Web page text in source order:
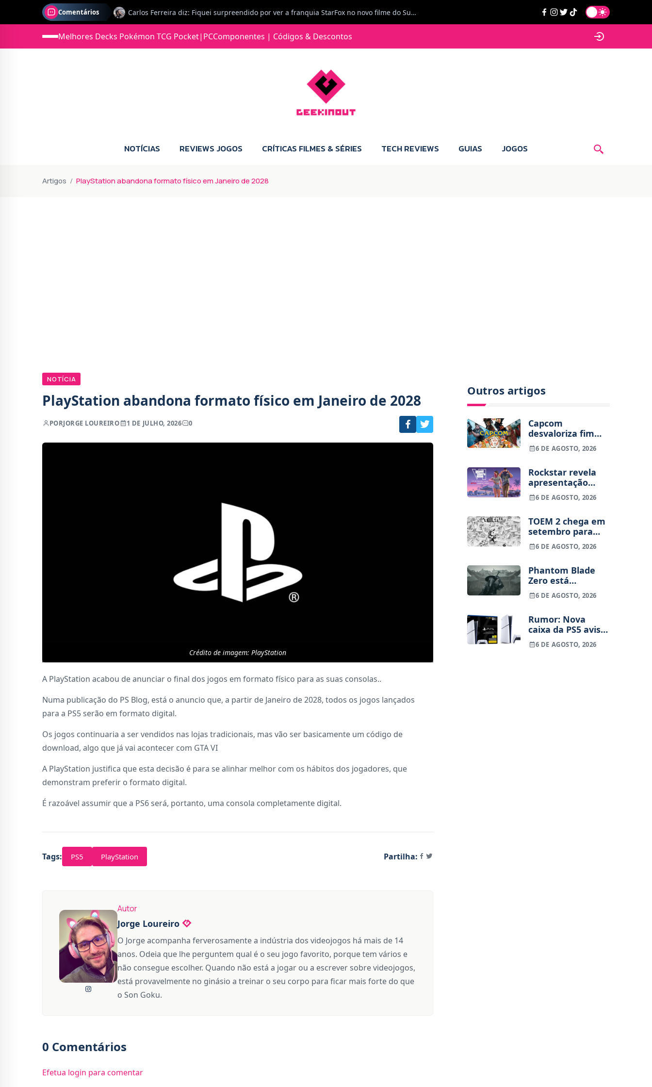
Comentários Carlos Ferreira diz: Fiquei surpreendido por ver a franquia StarFox no novo filme do Super Mario Galaxy - O filme. Boa! O tema de espaço está de novo na moda.
Jonas diz: Estou seriamente com vontade para comprar para a Switch 2 :P
Melhores Decks Pokémon TCG Pocket| PCComponentes | Códigos & Descontos
NOTÍCIAS REVIEWS JOGOS CRÍTICAS FILMES & SÉRIES TECH REVIEWS GUIAS JOGOS
Artigos PlayStation abandona formato físico em Janeiro de 2028
NOTÍCIA
PlayStation abandona formato físico em Janeiro de 2028
PORJORGE LOUREIRO 1 DE JULHO, 2026 0
Crédito de imagem: PlayStation
A PlayStation acabou de anunciar o final dos jogos em formato físico para as suas consolas..
Numa publicação do PS Blog, está o anuncio que, a partir de Janeiro de 2028, todos os jogos lançados
para a PS5 serão em formato digital.
Os jogos continuaria a ser vendidos nas lojas tradicionais, mas vão ser basicamente um código de
download, algo que já vai acontecer com GTA VI
A PlayStation justifica que esta decisão é para se alinhar melhor com os hábitos dos jogadores, que
demonstram preferir o formato digital.
É razoável assumir que a PS6 será, portanto, uma consola completamente digital.
Tags: PS5 PlayStation Partilha:
Autor
Jorge Loureiro
O Jorge acompanha ferverosamente a indústria dos videojogos há mais de 14
anos. Odeia que lhe perguntem qual é o seu jogo favorito, porque tem vários e
não consegue escolher. Quando não está a jogar ou a escrever sobre videojogos,
está provavelmente no ginásio a treinar o seu corpo para ficar mais forte do que
o Son Goku.
0 Comentários
Efetua login para comentar
Outros artigos
Capcom
desvaloriza fim
dos jogos físicos
na PlayStation
6 DE AGOSTO, 2026
Rockstar revela
apresentação
alargada de GTA
VI para 27 de
6 DE AGOSTO, 2026
TOEM 2 chega em
setembro para
PS5, Switch e PC
6 DE AGOSTO, 2026
Phantom Blade
Zero está
terminado, pré-
vendas começam
semana
6 DE AGOSTO, 2026
Rumor: Nova
caixa da PS5 avisa
que os jogos
físicos acabam em
6 DE AGOSTO, 2026